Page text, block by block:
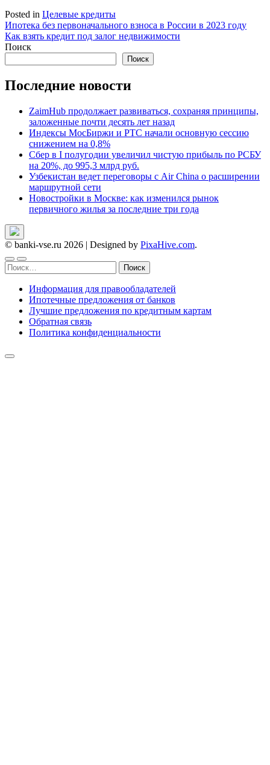
Posted in Целевые кредиты
Навигация
по
Ипотека без первоначального взноса в России в 2023 году
Как взять кредит под залог недвижимости
Поиск
Поиск
Последние новости
ZaimHub продолжает развиваться, сохраняя принципы,
заложенные почти десять лет назад
Индексы МосБиржи и РТС начали основную сессию
снижением на 0,8%
Сбер в I полугодии увеличил чистую прибыль по РСБУ
на 20%, до 995,3 млрд руб.
Узбекистан ведет переговоры с Air China о расширении
маршрутной сети
Новостройки в Москве: как изменился рынок
первичного жилья за последние три года
© banki-vse.ru 2026 | Designed by PixaHive.com.
Найти:
Информация для правообладателей
Ипотечные предложения от банков
Лучшие предложения по кредитным картам
Обратная связь
Политика конфиденциальности